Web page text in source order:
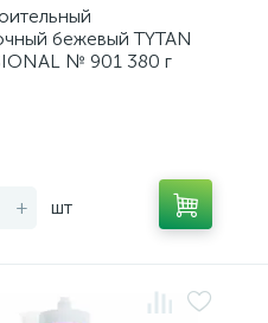
бежевый TYTAN
№ 901 380 г
+ шт